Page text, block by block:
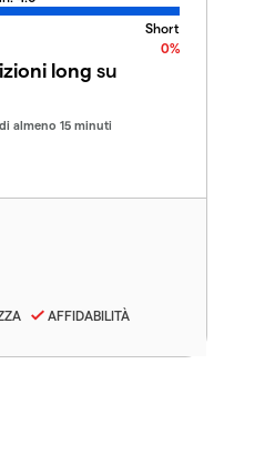
Short
0%
long su
almeno 15 minuti
AFFIDABILITÀ